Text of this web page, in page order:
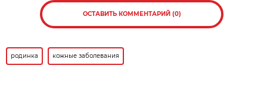
ОСТАВИТЬ КОММЕНТАРИЙ (0)
родинка кожные заболевания